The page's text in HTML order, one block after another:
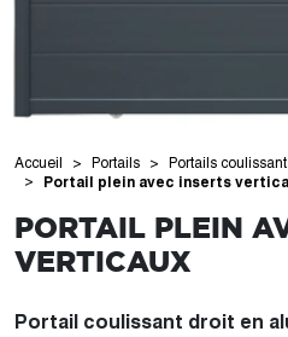
Accueil Portails Portails
Portail plein avec inserts
PORTAIL PLEIN
VERTICAUX
Portail coulissant droit en